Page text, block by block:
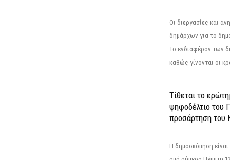
Οι διεργασίες και
δημάρχων για το
Το ενδιαφέρον των
καθώς γίνονται οι
Τίθεται το
ψηφοδέλτιο του
προσάρτηση του
Η δημοσκόπηση